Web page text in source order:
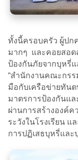
ทั้งนี้ครอบครัว ผู้ปก
มากๆ และคอยสอด
ป้องกันภัยจากบุหรี่
“สำนักงานคณะกร
มือกับเครือข่ายทัน
มาตรการป้องกันแ
ผ่านการสร้างองค์ค
ระวังในโรงเรียน
การปฏิเสธบุหรี่และ